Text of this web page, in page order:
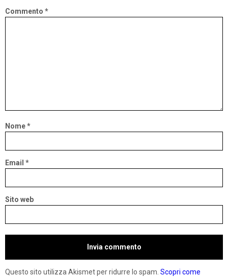
Commento *
Nome*
Email *
Sito web
Questo sito utilizza Akismet per ridurre lo spam. Scopri come